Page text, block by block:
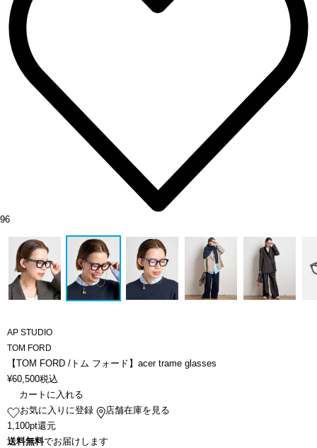
96
AP STUDIO
TOM FORD
【TOM FORD /トム フォード】acer trame glasses
¥60,500税込
カートに入れる
お気に入りに登録
店舗在庫を見る
1,100pt還元
送料無料でお届けします